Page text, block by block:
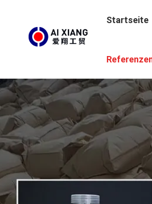
Startseite